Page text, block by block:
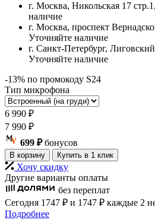
г. Москва, Никольская 17
наличие
г. Москва, проспект
Уточняйте наличие
г. Санкт-Петербург,
Уточняйте наличие
-13% по промокоду S24
Тип микрофона
6 990 ₽
7 990 ₽
699 ₽бонусов
В корзину Купить в 1 клик
Хочу скидку
Другие варианты оплаты
без переплат
Сегодня 1747 ₽ и 1747 ₽ каждые 2
Подробнее